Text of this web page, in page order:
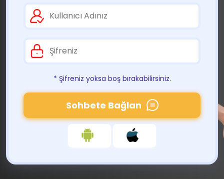
* Şifreniz yoksa boş bırakabilirsiniz.
Sohbete Bağlan